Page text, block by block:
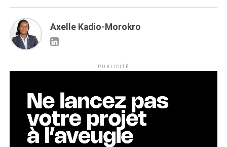
Axelle Kadio-Morokro
PUBLICITÉ